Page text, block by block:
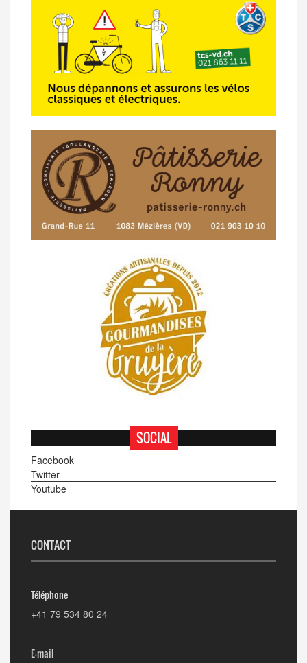
07/05 - Classement Route -
Blonay-Les
Pléiades (GdR #3)
23/04 - Classement Route -4e Pringy -
Moléson (TdC #3)
14/04 -Photos -Les photos du 5e GP
de Semsales
14/04 - Classement Route -
5e GP de
Semsales (TdC #2)
SOCIAL
Facebook
Twitter
Youtube
CONTACT
Téléphone
+41 79 534 80 24
E-mail